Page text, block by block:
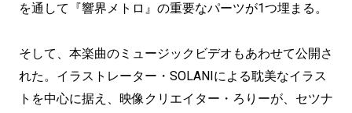
を通して『響界メトロ』の重要なパーツが1つ埋まる。
そして、本楽曲のミュージックビデオもあわせて公開さ
れた。イラストレーター・SOLANIによる耽美なイラス
トを中心に据え、映像クリエイター・ろりーが、セツナ